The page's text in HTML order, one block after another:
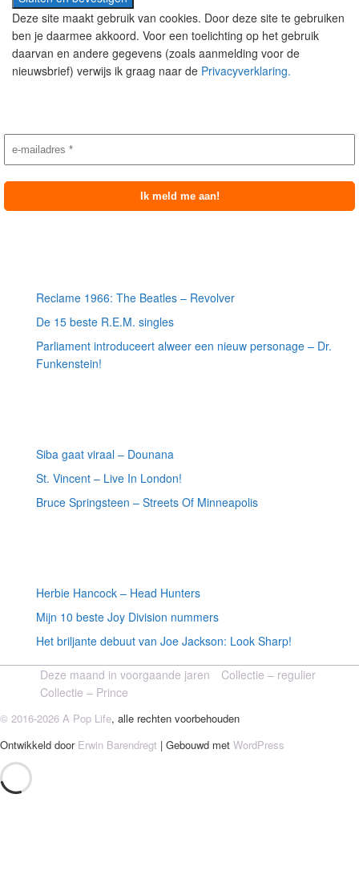
Deze site maakt gebruik van cookies. Door deze site te gebruiken
ben je daarmee akkoord. Voor een toelichting op het gebruik
daarvan en andere gegevens (zoals aanmelding voor de
nieuwsbrief) verwijs ik graag naar de Privacyverklaring.
Reclame 1966: The Beatles – Revolver
De 15 beste R.E.M. singles
Parliament introduceert alweer een nieuw personage – Dr.
Funkenstein!
Siba gaat viraal – Dounana
St. Vincent – Live In London!
Bruce Springsteen – Streets Of Minneapolis
Herbie Hancock – Head Hunters
Mijn 10 beste Joy Division nummers
Het briljante debuut van Joe Jackson: Look Sharp!
Deze maand in voorgaande jaren
Collectie – regulier
Collectie – Prince
© 2016-2026 A Pop Life, alle rechten voorbehouden
Ontwikkeld door Erwin Barendregt | Gebouwd met WordPress